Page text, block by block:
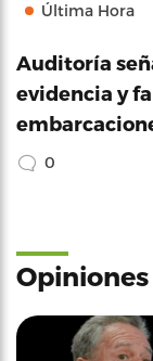
Última Hora
Auditoría
evidencia y
0
Opiniones